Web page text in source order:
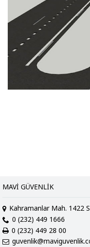
MAVI GÜVENLIK
Kahramanlar Mah. 1422
0 (232) 449 1666
0 (232) 449 28 00